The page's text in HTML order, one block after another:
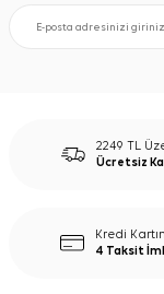
2249 TL
Ücretsiz
Kredi
4 Taksit